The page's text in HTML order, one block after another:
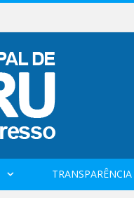
TRANSPARÊNCIA